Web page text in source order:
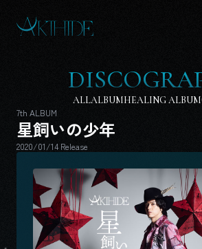
DISCOGRA
ALLALBUMHEALING ALBUM
7th ALBUM
星飼いの少年
2020/01/14 Release